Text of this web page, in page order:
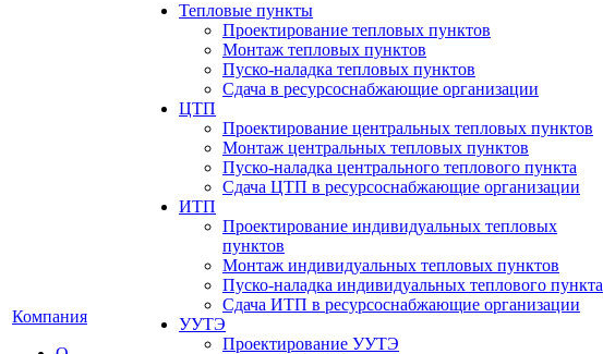
Компания
Тепловые пункты
Проектирование тепловых пунктов
Монтаж тепловых пунктов
Пуско-наладка тепловых пунктов
Сдача в ресурсоснабжающие организации
ЦТП
Проектирование центральных тепловых пунктов
Монтаж центральных тепловых пунктов
Пуско-наладка центрального теплового пункта
Сдача ЦТП в ресурсоснабжающие организации
ИТП
Проектирование индивидуальных тепловых
пунктов
Монтаж индивидуальных тепловых пунктов
Пуско-наладка индивидуальных теплового пункта
Сдача ИТП в ресурсоснабжающие организации
УУТЭ
Проектирование УУТЭ